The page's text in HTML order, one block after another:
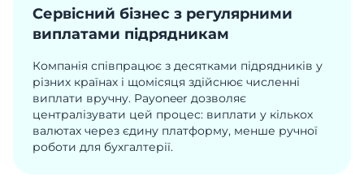
Сервісний бізнес з регулярними
виплатами підрядникам
Компанія співпрацює з десятками підрядників у
різних країнах і щомісяця здійснює численні
виплати вручну. Payoneer дозволяє
централізувати цей процес: виплати у кількох
валютах через єдину платформу, менше ручної
роботи для бухгалтерії.